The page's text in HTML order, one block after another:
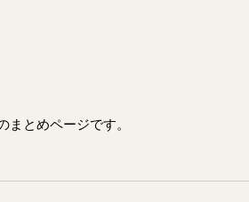
とめページです。